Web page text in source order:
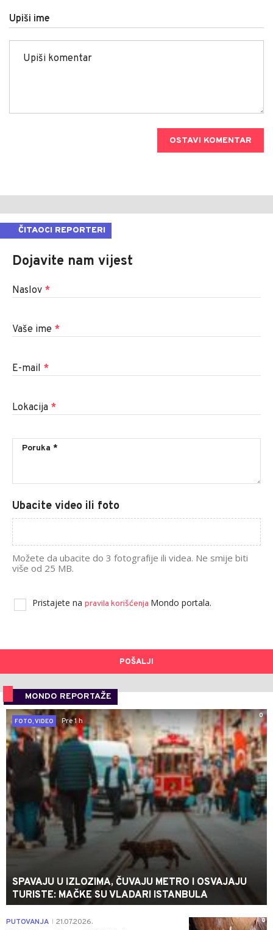
Upiši ime
OSTAVI KOMENTAR
ČITAOCI REPORTERI
Dojavite nam vijest
Naslov *
Vaše ime *
E-mail *
Lokacija *
Ubacite video ili foto
Možete da ubacite do 3 fotografije ili videa. Ne smije biti
više od 25 MB.
Pristajete na pravila korišćenja Mondo portala.
POŠALJI
MONDO REPORTAŽE
0
FOTO, VIDEO
Pre 1 h
SPAVAJU U IZLOZIMA, ČUVAJU METRO I OSVAJAJU
TURISTE: MAČKE SU VLADARI ISTANBULA
0
PUTOVANJA 21.07.2026.